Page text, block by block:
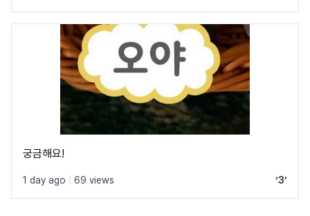
궁금해요!
1 day ago 69 views ‘3’